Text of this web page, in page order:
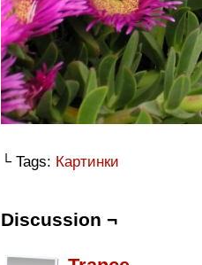
└ Tags: Картинки
Discussion ¬